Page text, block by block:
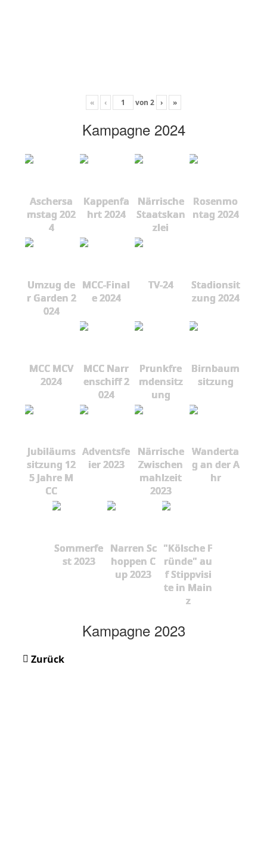
« ‹ von 2 › »
Kampagne 2024
Aschersa
mstag 202
4
Kappenfa
hrt 2024
Närrische
Staatskan
zlei
Rosenmo
ntag 2024
Umzug de
r Garden 2
024
MCC-Final
e 2024
TV-24
Stadionsit
zung 2024
MCC MCV
2024
MCC Narr
enschiff 2
024
Prunkfre
mdensitz
ung
Birnbaum
sitzung
Jubiläums
sitzung 12
5 Jahre M
CC
Adventsfe
ier 2023
Närrische
Zwischen
mahlzeit
2023
Wanderta
g an der A
hr
Sommerfe
st 2023
Narren Sc
hoppen C
up 2023
"Kölsche F
ründe" au
f Stippvisi
te in Main
z
Kampagne 2023
Zurück